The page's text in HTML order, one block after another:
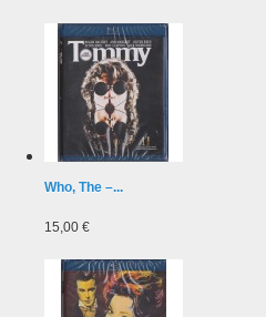
Who, The ‎–...
15,00 €